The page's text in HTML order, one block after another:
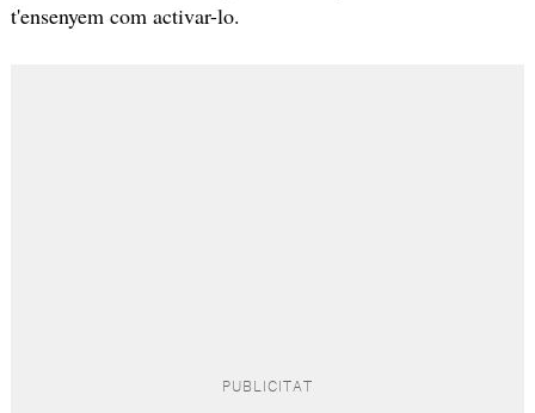
t'ensenyem com activar-lo.